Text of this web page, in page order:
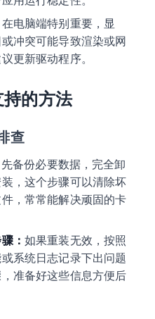
在电脑端特别重要，显
冲突可能导致渲染或网
更新驱动程序。
的方法
查
先备份必要数据，完全卸
，这个步骤可以清除坏
，常常能解决顽固的卡
： 如果重装无效，按照
系统日志记录下出问题
准备好这些信息方便后